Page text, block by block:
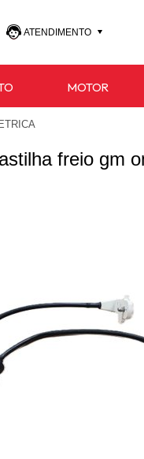
ATENDIMENTO
(47) 3027-
MOTOR
freio gm